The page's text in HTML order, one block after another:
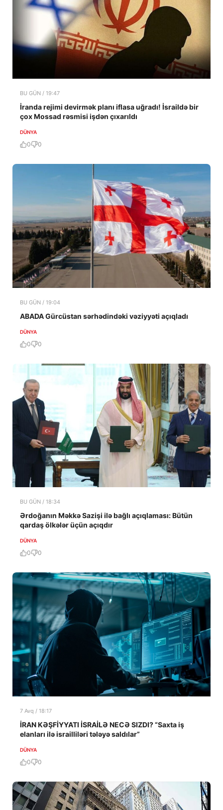
BU GÜN / 19:47
İranda rejimi devirmək planı iflasa uğradı! İsraildə bir
çox Mossad rəsmisi işdən çıxarıldı
DÜNYA
0 0
BU GÜN / 19:04
ABADA Gürcüstan sərhədindəki vəziyyəti açıqladı
DÜNYA
0 0
BU GÜN / 18:34
Ərdoğanın Məkkə Sazişi ilə bağlı açıqlaması: Bütün
qardaş ölkələr üçün açıqdır
DÜNYA
0 0
7 Avq / 18:17
İRAN KƏŞFİYYATI İSRAİLƏ NECƏ SIZDI? “Saxta iş
elanları ilə israilliləri tələyə saldılar”
DÜNYA
0 0